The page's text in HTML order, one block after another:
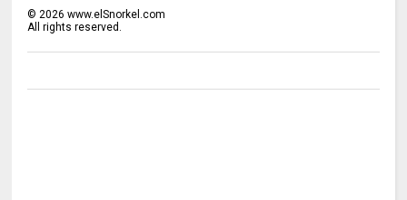
©2026 www.elSnorkel.com
All rights reserved.